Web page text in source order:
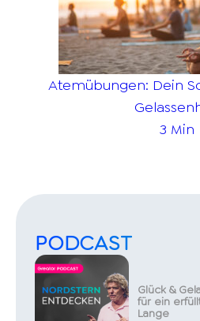
Atemübungen: Dein
3 Min
PODCAST
Glück &
für ein
Lange